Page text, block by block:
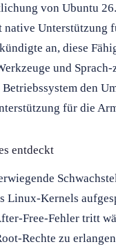
von Ubuntu
Unterstützung
an, diese
und
den
für die
entdeckt
Linux-Kernels
Free-Fehler tritt
Rechte zu